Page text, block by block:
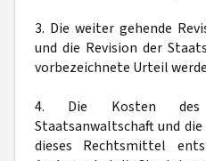
3. Die weiter gehende
und die Revision der
vorbezeichnete Urteil
4. Die Kosten des
Staatsanwaltschaft und
dieses Rechtsmittel